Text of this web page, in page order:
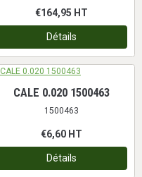
€164,95 HT
Détails
CALE 0.020 1500463
1500463
€6,60 HT
Détails